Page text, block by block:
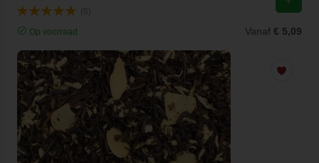
Op voorraad Vanaf € 5,09